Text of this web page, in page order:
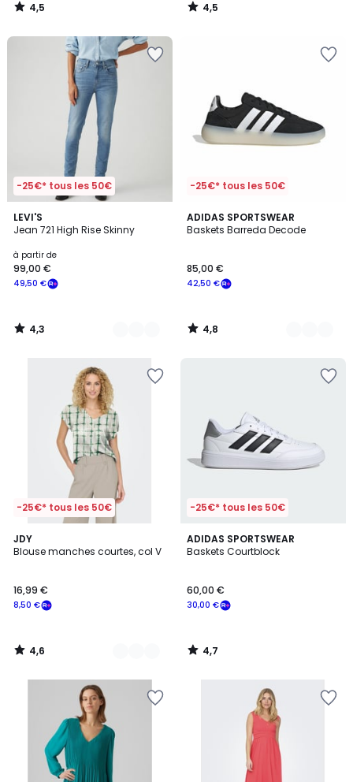
4,5
/
4,5
/
-25€* tous les 50€
LEVI'S
Jean 721 High Rise Skinny
à partir de
49,50 €
99,00 €
4,3
/ 5
3
Couleurs
4,3
/
-25€* tous les 50€
ADIDAS SPORTSWEAR
Baskets Barreda Decode
42,50 €
85,00 €
4,8
/ 5
3
Couleurs
4,8
/
-25€* tous les 50€
JDY
Blouse manches courtes, col V
8,50 €
16,99 €
4,6
/ 5
3
Couleurs
4,6
/
-25€* tous les 50€
ADIDAS SPORTSWEAR
Baskets Courtblock
30,00 €
60,00 €
4,7
/ 5
4,7
/